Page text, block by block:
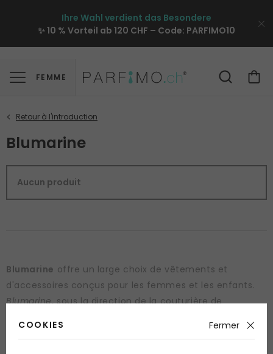
Ihre Wahl verdient das Besondere
✨ 10 % Vorteil ab 120 CHF – Code: PARFIMO10
FEMME
Blumarine
Aucun produit
Blumarine offre un large choix de vêtements et
d'accessoires conçus pour les femmes et les enfants.
Blumarine, sous la direction de la couturière de
fantastiques modèles de robes hautes en couleur. La
COOKIES Fermer